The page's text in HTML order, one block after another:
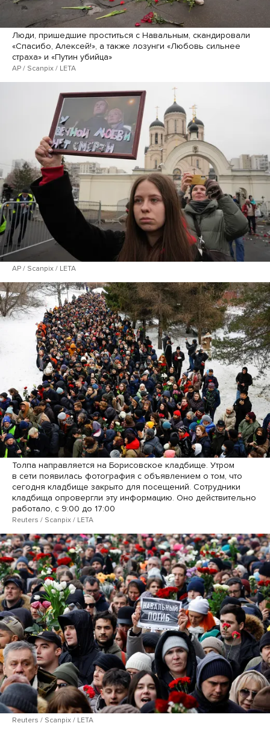
Люди, пришедшие проститься с Навальным, скандировали
«Спасибо, Алексей!», а также лозунги «Любовь сильнее
страха» и «Путин убийца»
AP / Scanpix / LETA
AP / Scanpix / LETA
Толпа направляется на Борисовское кладбище. Утром
в сети появилась фотография с объявлением о том, что
сегодня кладбище закрыто для посещений. Сотрудники
кладбища опровергли эту информацию. Оно действительно
работало, с 9:00 до 17:00
Reuters / Scanpix / LETA
Reuters / Scanpix / LETA